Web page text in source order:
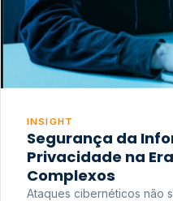
INSIGHT
Segurança da
Privacidade na
Complexos
Ataques cibernéticos não